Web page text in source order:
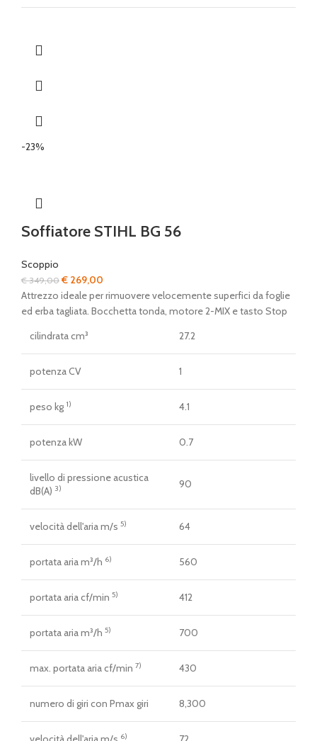
-23%
Soffiatore STIHL BG 56
Scoppio
€349,00Il
prezzo
originale
€ 349,00.
€ 269,00
prezzo
attuale
Attrezzo ideale per rimuovere velocemente superfici da foglie
ed erba tagliata. Bocchetta tonda, motore 2-MIX e tasto Stop
cilindrata cm³
27.2
potenza CV 1
peso kg 1) 4.1
potenza kW 0.7
livello di pressione acustica
dB(A) 3) 90
velocità dell'aria m/s 5) 64
portata aria m³/h 6) 560
portata aria cf/min 5) 412
portata aria m³/h 5) 700
max. portata aria cf/min 7) 430
numero di giri con Pmax giri 8,300
6)